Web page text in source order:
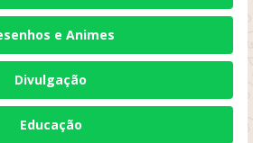
e Animes
Divulgação
Educação